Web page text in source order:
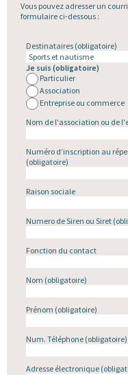
Vous pouvez adresser un
formulaire ci-dessous :
Destinataires(obligatoire)
Je suis (obligatoire)
Particulier
Association
Entreprise ou commerce
Nom de l'association ou de
Numéro d’inscription au
(obligatoire)
Raison sociale
Numero de Siren ou Siret
Fonction du contact
Nom (obligatoire)
Prénom (obligatoire)
Num. Téléphone(obligatoire)
Adresse électronique